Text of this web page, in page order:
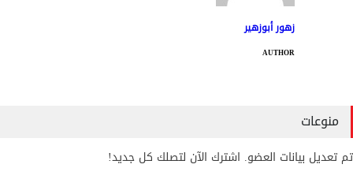
زهور أبوزهير
AUTHOR
منوعات
تم تعديل بيانات العضو. اشترك الآن لتصلك كل جديد!